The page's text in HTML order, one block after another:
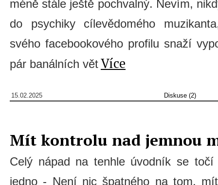
méně stále ještě pochvalný. Nevím,
do psychiky cílevědomého
svého facebookového profilu snaží
pár banálních větVíce
15.02.2025 Diskuse (2)
Mít kontrolu nad jemnou
Celý nápad na tenhle úvodník se
jedno - Není nic špatného na tom,